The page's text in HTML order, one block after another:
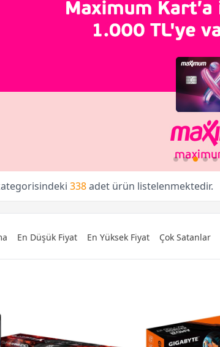
338adet ürün listelenmektedir.
En Düşük Fiyat En Yüksek Fiyat Çok Satanlar